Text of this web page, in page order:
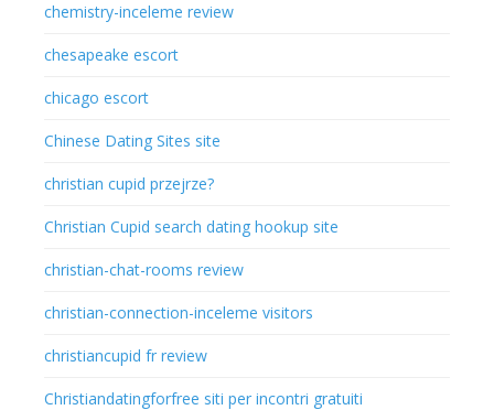
chemistry-inceleme review
chesapeake escort
chicago escort
Chinese Dating Sites site
christian cupid przejrze?
Christian Cupid search dating hookup site
christian-chat-rooms review
christian-connection-inceleme visitors
christiancupid fr review
Christiandatingforfree siti per incontri gratuiti